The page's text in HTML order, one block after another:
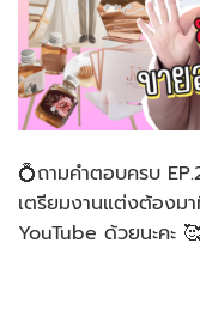
💍ถามคำตอบครบ
เตรียมงานแต่งต้องม
YouTube ด้วยนะคะ